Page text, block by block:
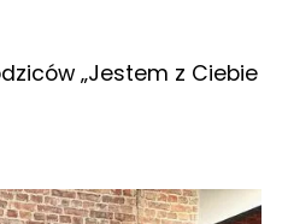
„Jestem z Ciebie